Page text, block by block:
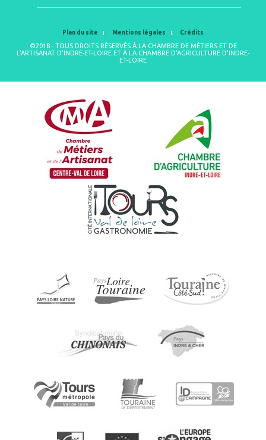
Plan du site Mentions légales Crédits
©2018 - TOUS DROITS RÉSERVÉS À LA CHAMBRE DE MÉTIERS ET DE
L'ARTISANAT D'INDRE-ET-LOIRE ET À LA CHAMBRE D'AGRICULTURE D'INDRE-
ET-LOIRE